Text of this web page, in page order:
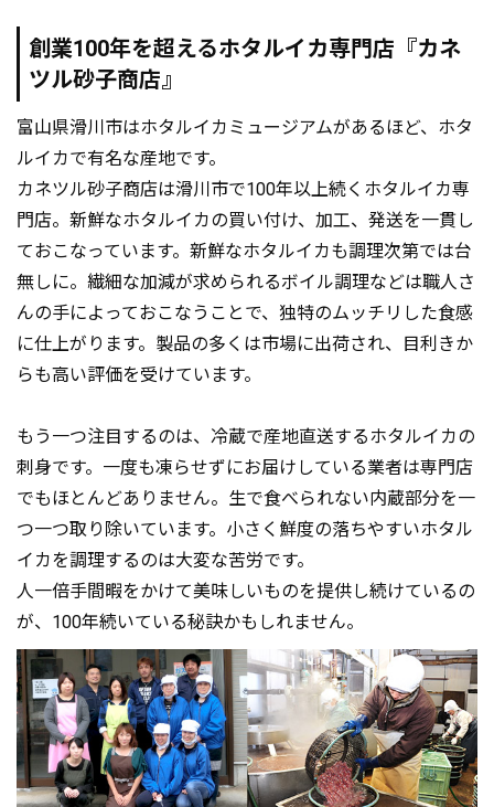
創業100年を超えるホタルイカ専門店『カネ
ツル砂子商店』
富山県滑川市はホタルイカミュージアムがあるほど、ホタ
ルイカで有名な産地です。
カネツル砂子商店は滑川市で100年以上続くホタルイカ専
門店。新鮮なホタルイカの買い付け、加工、発送を一貫し
ておこなっています。新鮮なホタルイカも調理次第では台
無しに。繊細な加減が求められるボイル調理などは職人さ
んの手によっておこなうことで、独特のムッチリした食感
に仕上がります。製品の多くは市場に出荷され、目利きか
らも高い評価を受けています。
もう一つ注目するのは、冷蔵で産地直送するホタルイカの
刺身です。一度も凍らせずにお届けしている業者は専門店
でもほとんどありません。生で食べられない内蔵部分を一
つ一つ取り除いています。小さく鮮度の落ちやすいホタル
イカを調理するのは大変な苦労です。
人一倍手間暇をかけて美味しいものを提供し続けているの
が、100年続いている秘訣かもしれません。